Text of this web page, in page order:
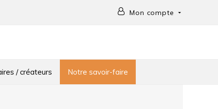
Mon compte 
/ créateurs Notre savoir-faire